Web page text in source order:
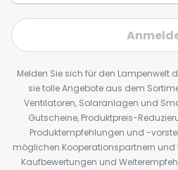
Melden Sie sich für den
sie tolle Angebote aus dem
Ventilatoren, Solaranlagen und
Gutscheine, Produktpreis-
Produktempfehlungen und -
möglichen Kooperationspartnern
Kaufbewertungen und